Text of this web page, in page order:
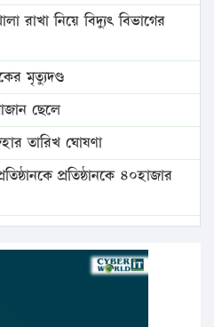
রাখা নিয়ে বিদ্যুৎ বিভাগের
মৃত্যুদণ্ড
ছেলে
তারিখ ঘোষণা
প্রতিষ্ঠানকে ৪০হাজার
দাম বাড়ানোর প্রস্তাব পিডিবির
সফরে যাবেন প্রধানমন্ত্রী